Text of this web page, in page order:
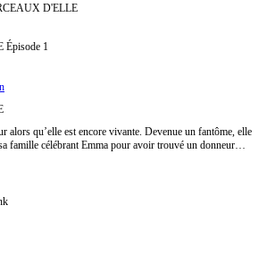
D'ELLE
Épisode 1
alors qu’elle est encore vivante. Devenue un fantôme, elle
famille célébrant Emma pour avoir trouvé un donneur
terrible meurtre de la ville… sans comprendre que la victime